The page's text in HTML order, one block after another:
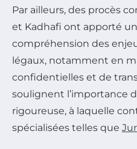
Par ailleurs, des procès
et Kadhafi ont apporté
compréhension des
légaux, notamment en
confidentielles et de
soulignent l’importance
rigoureuse, à laquelle
spécialisées telles que